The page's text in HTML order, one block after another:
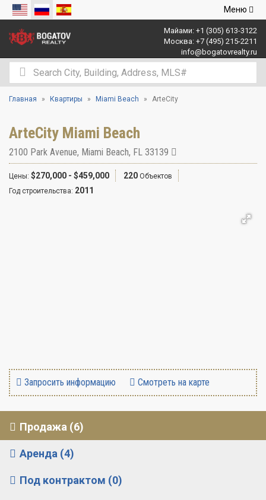
Открыть
Меню
Майами: +1 (305) 613-3122
Москва: +7 (495) 215-2211
info@bogatovrealty.ru
Главная Квартиры Miami Beach ArteCity
ArteCity Miami Beach
2100 Park Avenue, Miami Beach, FL 33139
Цены: $270,000 - $459,000 220 Объектов
Год строительства: 2011
Запросить информацию Смотреть на карте
Продажа (6)
Аренда (4)
Под контрактом (0)